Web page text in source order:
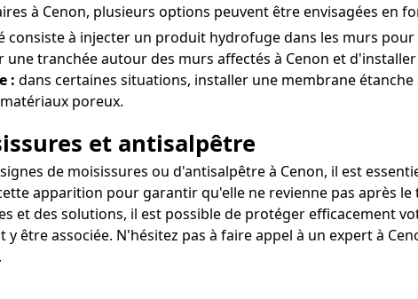
à Cenon, plusieurs options peuvent être envisagées en
consiste à injecter un produit hydrofuge dans les murs
une tranchée autour des murs affectés à Cenon et
: dans certaines situations, installer une membrane
poreux.
et antisalpêtre
de moisissures ou d'antisalpêtre à Cenon, il est
apparition pour garantir qu'elle ne revienne pas après
et des solutions, il est possible de protéger efficacement
être associée. N'hésitez pas à faire appel à un expert à